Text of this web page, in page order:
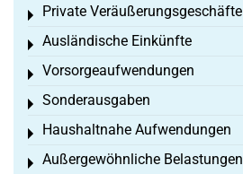
Private Veräußerungsgeschäfte
Toggle menu
Ausländische Einkünfte
Toggle menu
Vorsorgeaufwendungen
Toggle menu
Sonderausgaben
Toggle menu
Haushaltnahe Aufwendungen
Toggle menu
Außergewöhnliche Belastungen
Toggle menu